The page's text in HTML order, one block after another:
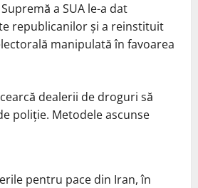
a SUA le-a dat
republicanilor și a reinstituit
manipulată în favoarea
dealerii de droguri să
poliție. Metodele ascunse
pentru pace din Iran, în